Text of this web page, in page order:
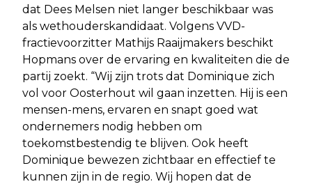
dat Dees Melsen niet langer beschikbaar was
als wethouderskandidaat. Volgens VVD-
fractievoorzitter Mathijs Raaijmakers beschikt
Hopmans over de ervaring en kwaliteiten die de
partij zoekt. “Wij zijn trots dat Dominique zich
vol voor Oosterhout wil gaan inzetten. Hij is een
mensen-mens, ervaren en snapt goed wat
ondernemers nodig hebben om
toekomstbestendig te blijven. Ook heeft
Dominique bewezen zichtbaar en effectief te
kunnen zijn in de regio. Wij hopen dat de